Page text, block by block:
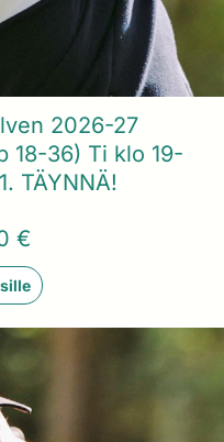
2026-27
18-36) Ti klo 19-
TÄYNNÄ!
€